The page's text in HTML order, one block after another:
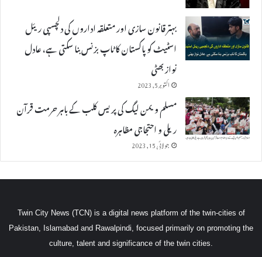
بہتر قانون سازی اور متعلقہ اداروں کی دلچسپی ریئل
اسٹیٹ کو پاکستان کا ٹاپ بزنس بنا سکتی ہے، عادل
نواز بھٹی
اکتوبر 5, 2023
مسلم ویمن لیگ کی پریس کلب کے باہر حرمت قرآن
ریلی و احتجاجی مظاہرہ
جولائی 15, 2023
Twin City News (TCN) is a digital news platform of the twin-cities of
Pakistan, Islamabad and Rawalpindi, focused primarily on promoting the
culture, talent and significance of the twin cities.